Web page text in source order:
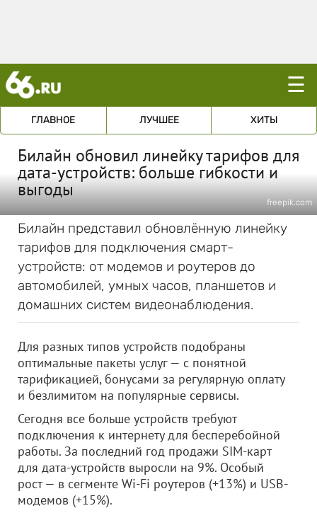
☰
ГЛАВНОЕ ЛУЧШЕЕ ХИТЫ
Билайн обновил линейку тарифов для
дата-устройств: больше гибкости и
выгоды
freepik.com
Билайн представил обновлённую линейку
тарифов для подключения смарт-
устройств: от модемов и роутеров до
автомобилей, умных часов, планшетов и
домашних систем видеонаблюдения.
Для разных типов устройств подобраны
оптимальные пакеты услуг — с понятной
тарификацией, бонусами за регулярную оплату
и безлимитом на популярные сервисы.
Сегодня все больше устройств требуют
подключения к интернету для бесперебойной
работы. За последний год продажи SIM-карт
для дата-устройств выросли на 9%. Особый
рост — в сегменте Wi-Fi роутеров (+13%) и USB-
модемов (+15%).